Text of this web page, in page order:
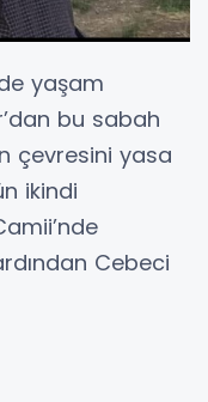
yaşam
bu sabah
çevresini yasa
ikindi
Cebeci